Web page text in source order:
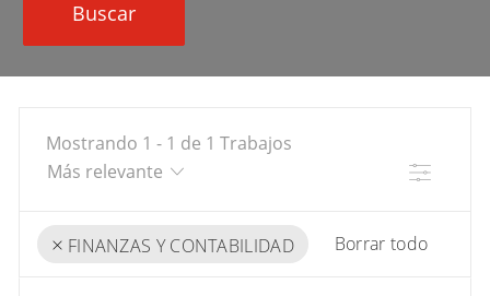
Buscar
Mostrando 1 - 1 de 1 Trabajos
Filtro
FINANZAS Y CONTABILIDAD
Borrar todo